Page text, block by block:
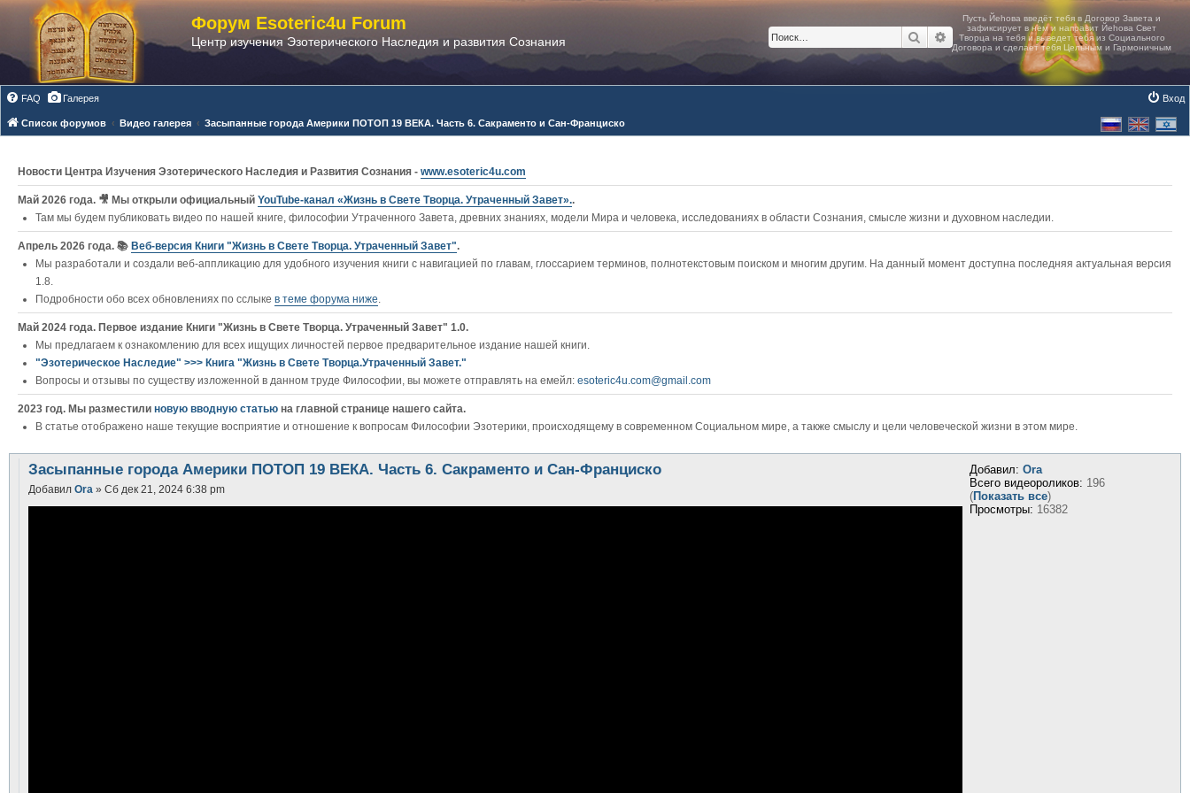
Форум Esoteric4u Forum
Центр изучения Эзотерического Наследия и развития Сознания Поиск Расширенный поиск
FAQ Галерея Вход
Список форумов Видео галерея Засыпанные города Америки ПОТОП 19 ВЕКА. Часть 6. Сакраменто и Сан-Франциско
Новости Центра Изучения Эзотерического Наследия и Развития Сознания - www.esoteric4u.com
Май 2026 года. 🎥 Мы открыли официальный YouTube‑канал «Жизнь в Свете Творца. Утраченный Завет»..
Там мы будем публиковать видео по нашей книге, философии Утраченного Завета, древних знаниях, модели Мира и человека, исследованиях в области Сознания, смысле жизни и духовном наследии.
Апрель 2026 года. 📚 Веб-версия Книги "Жизнь в Свете Творца. Утраченный Завет".
Мы разработали и создали веб-аппликацию для удобного изучения книги c навигацией по главам, глоссарием терминов, полнотекстовым поиском и многим другим. На данный момент доступна последняя актуальная версия
1.8.
Подробности обо всех обновлениях по сслыке в теме форума ниже.
Май 2024 года. Первое издание Книги "Жизнь в Свете Творца. Утраченный Завет" 1.0.
Мы предлагаем к ознакомлению для всех ищущих личностей первое предварительное издание нашей книги.
"Эзотерическое Наследие" >>> Книга "Жизнь в Свете Творца.Утраченный Завет."
Вопросы и отзывы по существу изложенной в данном труде Философии, вы можете отправлять на емейл: esoteric4u.com@gmail.com
2023 год. Мы разместили новую вводную статью на главной странице нашего сайта.
В статье отображено наше текущие восприятие и отношение к вопросам Философии Эзотерики, происходящему в современном Социальном мире, а также смыслу и цели человеческой жизни в этом мире.
Засыпанные города Америки ПОТОП 19 ВЕКА. Часть 6. Сакраменто и Сан-Франциско
Добавил Ora » Сб дек 21, 2024 6:38 pm
Добавил: Ora
Всего видеороликов: 196
(Показать все)
Просмотры: 16382